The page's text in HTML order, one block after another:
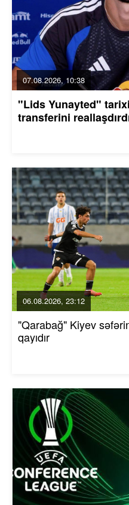
07.08.2026, 10:38
"Lids Yunayted"
transferini
06.08.2026, 23:12
"Qarabağ" Kiyev
qayıdır